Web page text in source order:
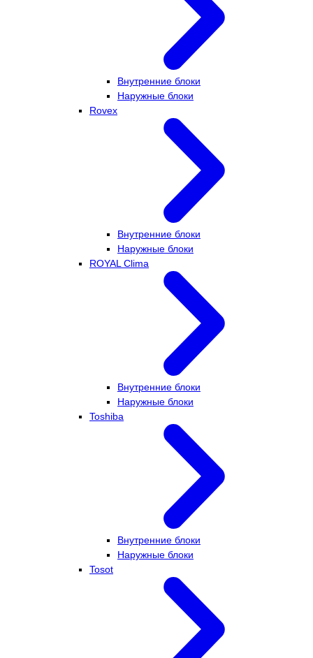
Внутренние блоки
Наружные блоки
Rovex
Внутренние блоки
Наружные блоки
ROYAL Clima
Внутренние блоки
Наружные блоки
Toshiba
Внутренние блоки
Наружные блоки
Tosot